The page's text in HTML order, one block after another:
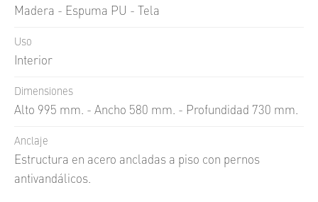
Madera - Espuma PU - Tela
Uso
Interior
Dimensiones
Alto 995 mm. - Ancho 580 mm. - Profundidad 730 mm.
Anclaje
Estructura en acero ancladas a piso con pernos
antivandálicos.